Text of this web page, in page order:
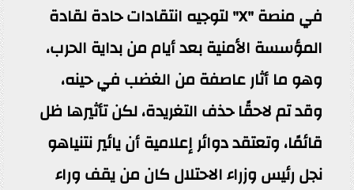
في منصة "X" لتوجيه انتقادات حادة لقادة
المؤسسة الأمنية بعد أيام من بداية الحرب،
وهو ما أثار عاصفة من الغضب في حينه،
وقد تم لاحقًا حذف التغريدة، لكن تأثيرها ظل
قائمًا، وتعتقد دوائر إعلامية أن يائير نتنياهو
نجل رئيس وزراء الاحتلال كان من يقف وراء